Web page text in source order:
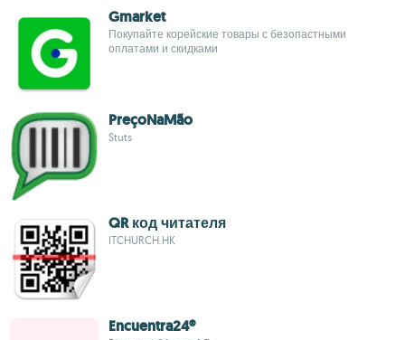
Gmarket
Покупайте корейские товары с безопастными
оплатами и скидками
PreçoNaMão
Stuts
QR код читателя
ITCHURCH.HK
Encuentra24®